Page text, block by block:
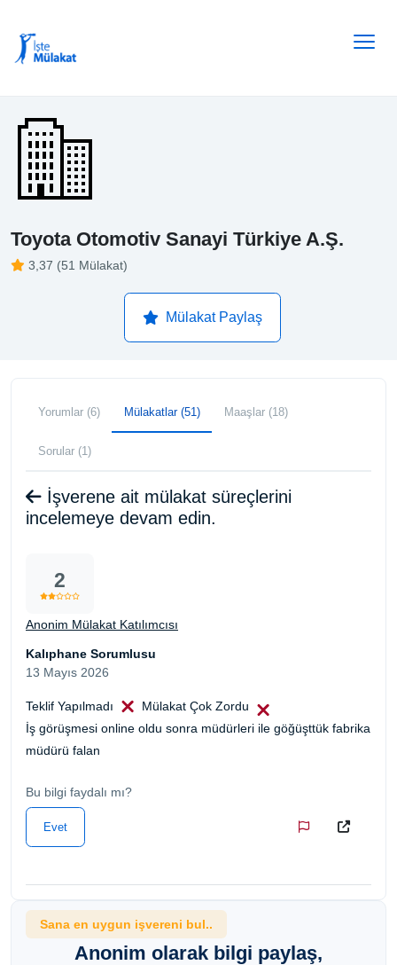
Toyota Otomotiv Sanayi Türkiye A.Ş.
3,37 (51 Mülakat)
Mülakat Paylaş
Yorumlar (6) Mülakatlar (51) Maaşlar (18)
Sorular (1)
İşverene ait mülakat süreçlerini
incelemeye devam edin.
2
Anonim Mülakat Katılımcısı
Kalıphane Sorumlusu
13 Mayıs 2026
Teklif Yapılmadı
Mülakat Çok Zordu
İş görüşmesi online oldu sonra müdürleri ile göğüşttük fabrika
müdürü falan
Bu bilgi faydalı mı?
Evet
Sana en uygun işvereni bul..
Anonim olarak bilgi paylaş,